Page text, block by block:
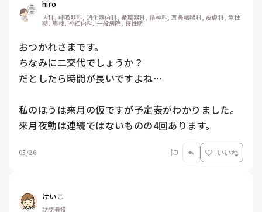
hiro
内科, 呼吸器科, 消化器内科, 循環器科, 精神科, 耳鼻咽喉科, 皮膚科, 急性
期, 病棟, 神経内科, 一般病院, 慢性期
おつかれさまです。
ちなみに二交代でしょうか？
だとしたら時間が長いですよね…
私のほうは来月の仮ですが予定表がわかりました。
来月夜勤は連続ではないものの4回あります。
05/26 いいね
けいこ
訪問看護